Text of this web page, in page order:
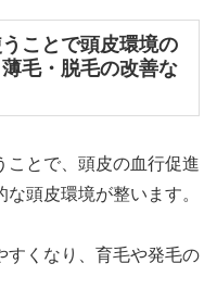
ことで頭皮環境の
毛・脱毛の改善な
ことで、頭皮の血行促進
頭皮環境が整います。
すくなり、育毛や発毛の